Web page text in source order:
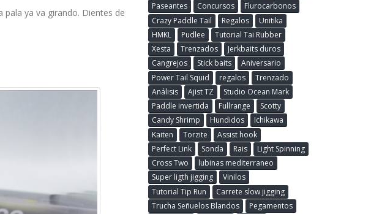
pala ya va girando. Dientes de
Paseantes
Concursos
Flurocarbonos
Crazy Paddle Tail
Regalos
Unitika
HMKL
Pudlee
Tutorial Tai Rubber
Xesta
Trenzados
Jerkbaits duros
Cangrejos
Stick baits
Aniversario
Power Tail Squid
regalos
Trenzado
Análisis
Ajist TZ
Studio Ocean Mark
Paddle invertida
Fullrange
Scotty
Candy Shrimp
Hundidos
Ichikawa
Kaiten
Torzite
Assist hook
Perfect Link
Sonda Rais
Light Spinning
Cross Two
lubinas mediterraneo
Super ligth jigging
Vinilos
Tutorial Tip Run
Carrete slow jigging
Trucha Señuelos Blandos
Pegamentos